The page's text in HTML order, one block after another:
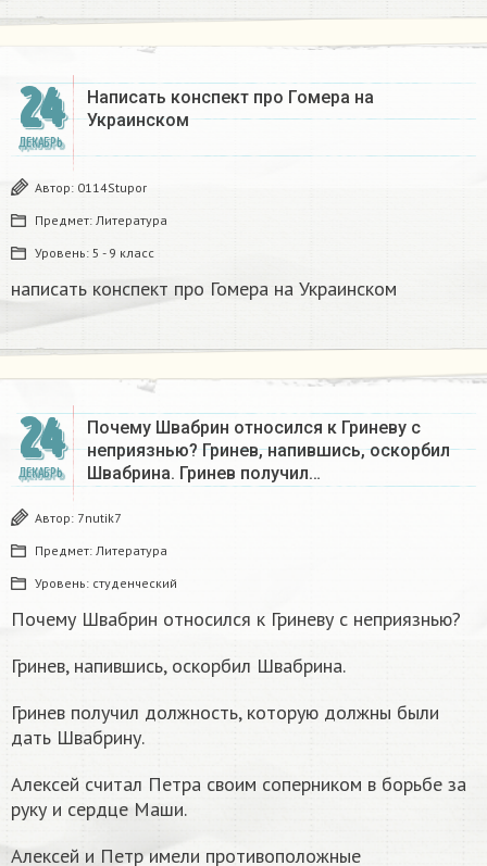
24
ДЕКАБРЬ
Написать конспект про Гомера на
Украинском​
Автор: 0114Stupor
Предмет: Литература
Уровень: 5 - 9 класс
написать конспект про Гомера на Украинском​
24
ДЕКАБРЬ
Почему Швабрин относился к Гриневу с
неприязнью? Гринев, напившись, оскорбил
Швабрина. Гринев получил…
Автор: 7nutik7
Предмет: Литература
Уровень: студенческий
Почему Швабрин относился к Гриневу с неприязнью?
Гринев, напившись, оскорбил Швабрина.
Гринев получил должность, которую должны были
дать Швабрину.
Алексей считал Петра своим соперником в борьбе за
руку и сердце Маши.
Алексей и Петр имели противоположные